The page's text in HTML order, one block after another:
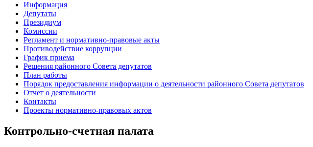
Информация
Депутаты
Президиум
Комиссии
Регламент и нормативно-правовые акты
Противодействие коррупции
График приема
Решения районного Совета депутатов
План работы
Порядок предоставления информации о деятельности районного Совета депутатов
Отчет о деятельности
Контакты
Проекты нормативно-правовых актов
Контрольно-счетная палата